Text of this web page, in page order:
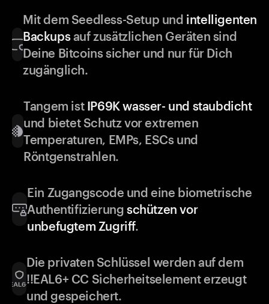
Mit dem Seedless-Setup und intelligenten
Backupsauf zusätzlichen Geräten sind
Deine Bitcoins sicher und nur für Dich
zugänglich.
Tangem ist IP69K wasser- und staubdicht
und bietet Schutz vor extremen
Temperaturen, EMPs, ESCs und
Röntgenstrahlen.
Ein Zugangscode und eine biometrische
Authentifizierung schützen vor
unbefugtem Zugriff.
Die privaten Schlüssel werden auf dem
!!EAL6+ CC Sicherheitselement erzeugt
und gespeichert.